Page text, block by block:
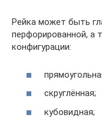
Рейка может быть
перфорированной, а
конфигурации:
скруглённая;
кубовидная;